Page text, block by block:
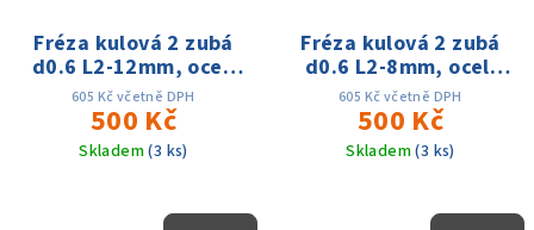
Fréza kulová 2 zubá
d0.6 L2-12mm, oceli
60HRC
605 Kč včetně DPH
500 Kč
Skladem(3 ks)
Fréza kulová 2 zubá
d0.6 L2-8mm, oceli
60HRC
605 Kč včetně DPH
500 Kč
Skladem(3 ks)